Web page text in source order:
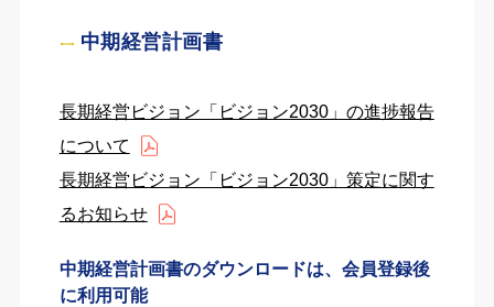
中期経営計画書
長期経営ビジョン「ビジョン2030」の進捗報告
について
長期経営ビジョン「ビジョン2030」策定に関す
るお知らせ
中期経営計画書のダウンロードは、会員登録後
に利用可能